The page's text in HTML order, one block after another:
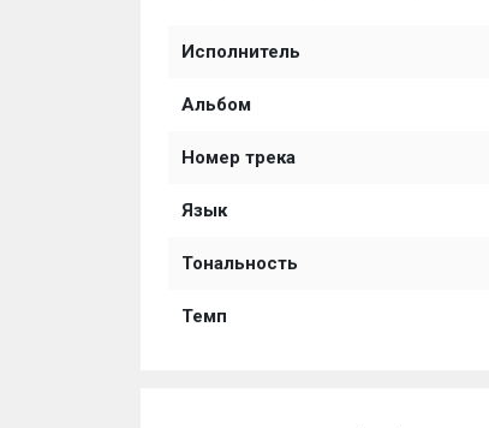
Исполнитель
Альбом
Номер трека
Язык
Тональность
Темп